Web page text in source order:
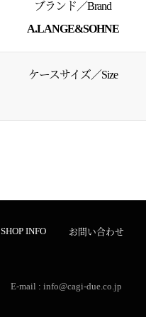
ブランド／Brand
A.LANGE&SOHNE
ケースサイズ／Size
SHOP INFO お問い合わせ
E-mail : info@cagi-due.co.jp